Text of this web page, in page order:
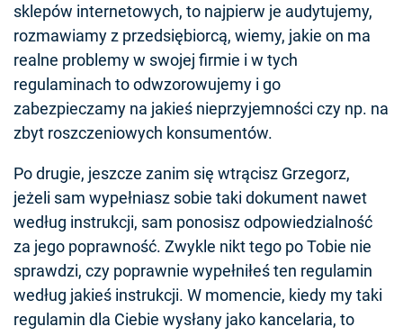
sklepów internetowych, to najpierw je audytujemy,
rozmawiamy z przedsiębiorcą, wiemy, jakie on ma
realne problemy w swojej firmie i w tych
regulaminach to odwzorowujemy i go
zabezpieczamy na jakieś nieprzyjemności czy np. na
zbyt roszczeniowych konsumentów.
Po drugie, jeszcze zanim się wtrącisz Grzegorz,
jeżeli sam wypełniasz sobie taki dokument nawet
według instrukcji, sam ponosisz odpowiedzialność
za jego poprawność. Zwykle nikt tego po Tobie nie
sprawdzi, czy poprawnie wypełniłeś ten regulamin
według jakieś instrukcji. W momencie, kiedy my taki
regulamin dla Ciebie wysłany jako kancelaria, to